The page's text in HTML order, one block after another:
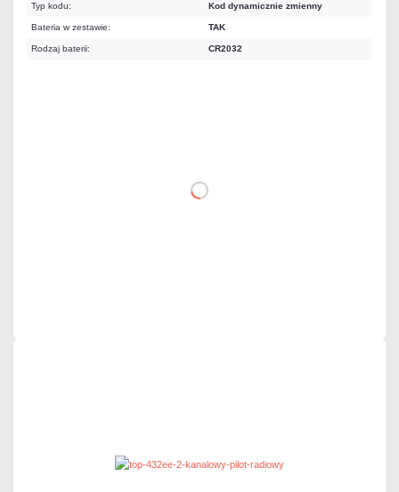
Typ kodu: Kod dynamicznie zmienny
Bateria w zestawie: TAK
Rodzaj baterii: CR2032
DO KOSZYKA